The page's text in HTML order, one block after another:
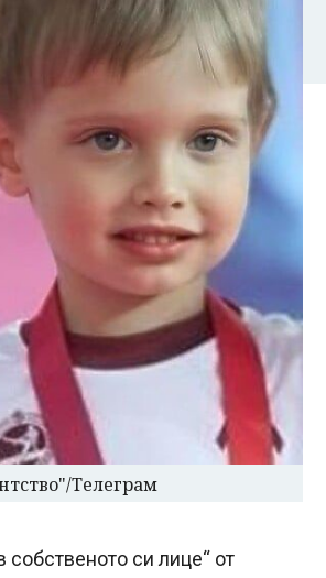
Телеграм
собственото си лице“ от